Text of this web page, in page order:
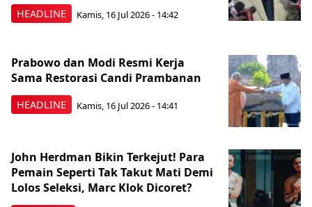
HEADLINE Kamis, 16 Jul 2026 - 14:42
HEADLINE
Prabowo dan Modi Resmi Kerja
Sama Restorasi Candi Prambanan
Kamis, 16 Jul 2026 - 14:41
John Herdman Bikin Terkejut! Para
Pemain Seperti Tak Takut Mati Demi
Lolos Seleksi, Marc Klok Dicoret?